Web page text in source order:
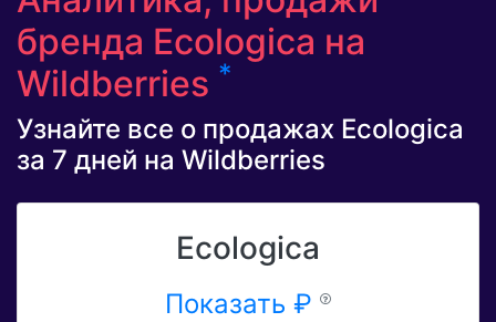
бренда Ecologica на
Wildberries *
Узнайте все о продажах Ecologica
за 7 дней на Wildberries
Ecologica
Показать ₽